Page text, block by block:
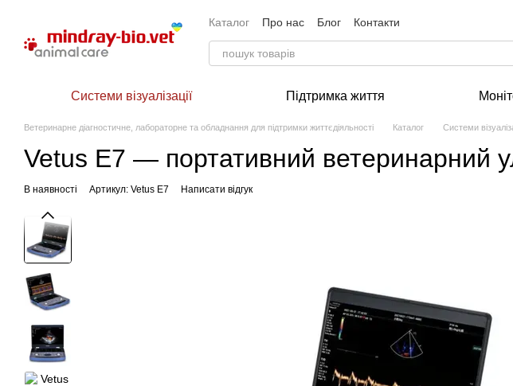
Каталог Про нас Блог Контакти
Системи візуалізації Підтримка життя
Ветеринарне діагностичне, лабораторне та обладнання для підтримки життєдіяльності Каталог Системи
Vetus E7 — портативний ветеринарний
В наявності Артикул: Vetus E7 Написати відгук